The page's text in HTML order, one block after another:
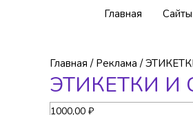
Главная Сайты
Главная / Реклама /
ЭТИКЕТКИ И
1000,00 ₽